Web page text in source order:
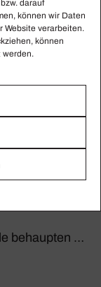
darauf
können wir Daten
Website verarbeiten.
können
werden.
Musi­ka­lität
durch
gern
behaupten …